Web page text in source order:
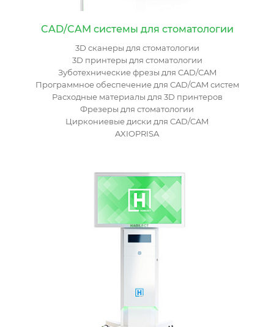
CAD/CAM системы для стоматологии
3D cканеры для стоматологии
3D принтеры для стоматологии
Зуботехнические фрезы для CAD/CAM
Программное обеспечение для CAD/CAM систем
Расходные материалы для 3D принтеров
Фрезеры для стоматологии
Циркониевые диски для CAD/CAM
AXIOPRISA